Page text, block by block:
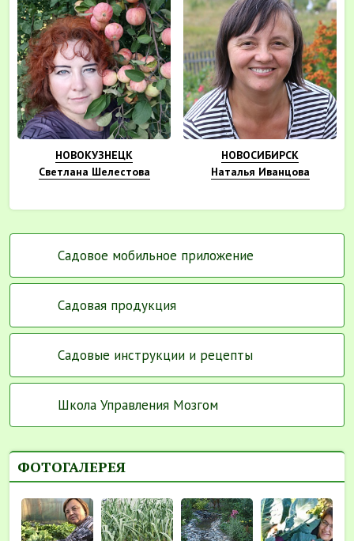
НОВОКУЗНЕЦК
Светлана Шелестова
НОВОСИБИРСК
Наталья Иванцова
Садовое мобильное приложение
Садовая продукция
Садовые инструкции и рецепты
Школа Управления Мозгом
ФОТОГАЛЕРЕЯ